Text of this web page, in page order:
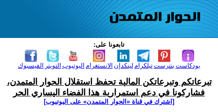
تابعونا على:
الفيسبوك التويتر اليوتيوب الانستغرام لينكدإن تيلكرامبنترست بودكاست
تبرعاتكم وتبرعاتكن المالية تحفظ استقلال الحوار المتمدن،
فشاركونا في دعم استمرارية هذا الفضاء اليساري الحر
[اشترك في قناة ‫«الحوار المتمدن» على اليوتيوب]